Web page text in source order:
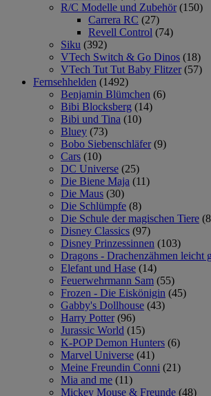
R/C Modelle und Zubehör (150)
Carrera RC (27)
Revell Control (74)
Siku (392)
VTech Switch & Go Dinos (18)
VTech Tut Tut Baby Flitzer (57)
Fernsehhelden (1492)
Benjamin Blümchen (6)
Bibi Blocksberg (14)
Bibi und Tina (10)
Bluey (73)
Bobo Siebenschläfer (9)
Cars (10)
DC Universe (25)
Die Biene Maja (11)
Die Maus (30)
Die Schlümpfe (8)
Die Schule der magischen Tiere
Disney Classics (97)
Disney Prinzessinnen (103)
Dragons - Drachenzähmen leicht
Elefant und Hase (14)
Feuerwehrmann Sam (55)
Frozen - Die Eiskönigin (45)
Gabby's Dollhouse (43)
Harry Potter (96)
Jurassic World (15)
K-POP Demon Hunters (6)
Marvel Universe (41)
Meine Freundin Conni (21)
Mia and me (11)
Mickey Mouse & Freunde (48)